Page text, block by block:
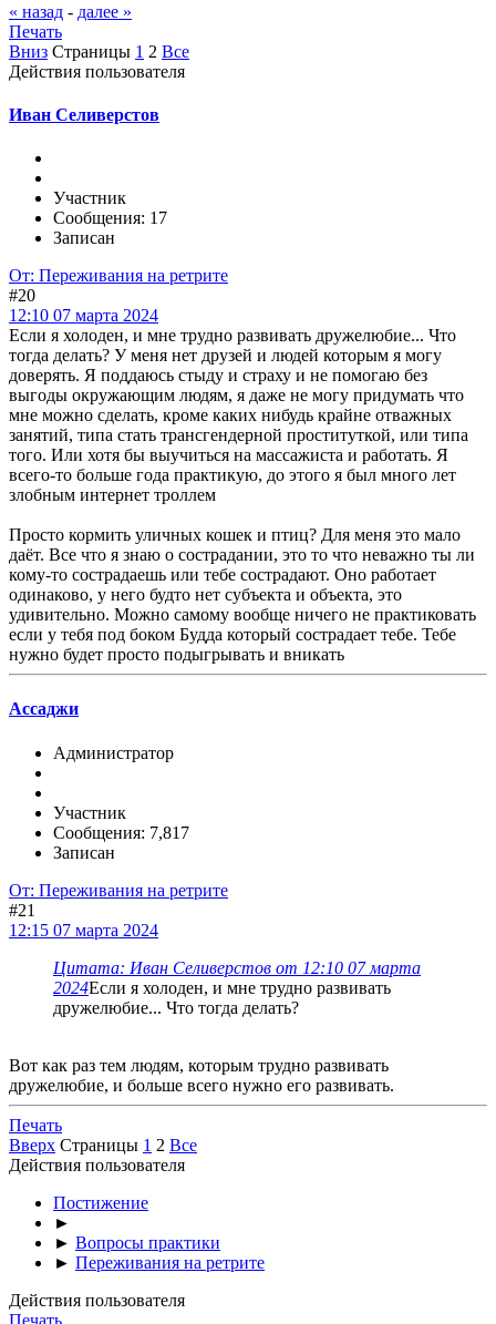
« назад - далее »
Печать
Вниз Страницы 1 2 Все
Действия пользователя
Иван Селиверстов
Участник
Сообщения: 17
Записан
От: Переживания на ретрите
#20
12:10 07 марта 2024
Если я холоден, и мне трудно развивать дружелюбие... Что
тогда делать? У меня нет друзей и людей которым я могу
доверять. Я поддаюсь стыду и страху и не помогаю без
выгоды окружающим людям, я даже не могу придумать что
мне можно сделать, кроме каких нибудь крайне отважных
занятий, типа стать трансгендерной проституткой, или типа
того. Или хотя бы выучиться на массажиста и работать. Я
всего-то больше года практикую, до этого я был много лет
злобным интернет троллем
Просто кормить уличных кошек и птиц? Для меня это мало
даёт. Все что я знаю о сострадании, это то что неважно ты ли
кому-то сострадаешь или тебе сострадают. Оно работает
одинаково, у него будто нет субъекта и объекта, это
удивительно. Можно самому вообще ничего не практиковать
если у тебя под боком Будда который сострадает тебе. Тебе
нужно будет просто подыгрывать и вникать
Ассаджи
Администратор
Участник
Сообщения: 7,817
Записан
От: Переживания на ретрите
#21
12:15 07 марта 2024
Цитата: Иван Селиверстов от 12:10 07 марта
2024Если я холоден, и мне трудно развивать
дружелюбие... Что тогда делать?
Вот как раз тем людям, которым трудно развивать
дружелюбие, и больше всего нужно его развивать.
Печать
Вверх Страницы 1 2 Все
Действия пользователя
Постижение
►
► Вопросы практики
► Переживания на ретрите
Действия пользователя
Печать